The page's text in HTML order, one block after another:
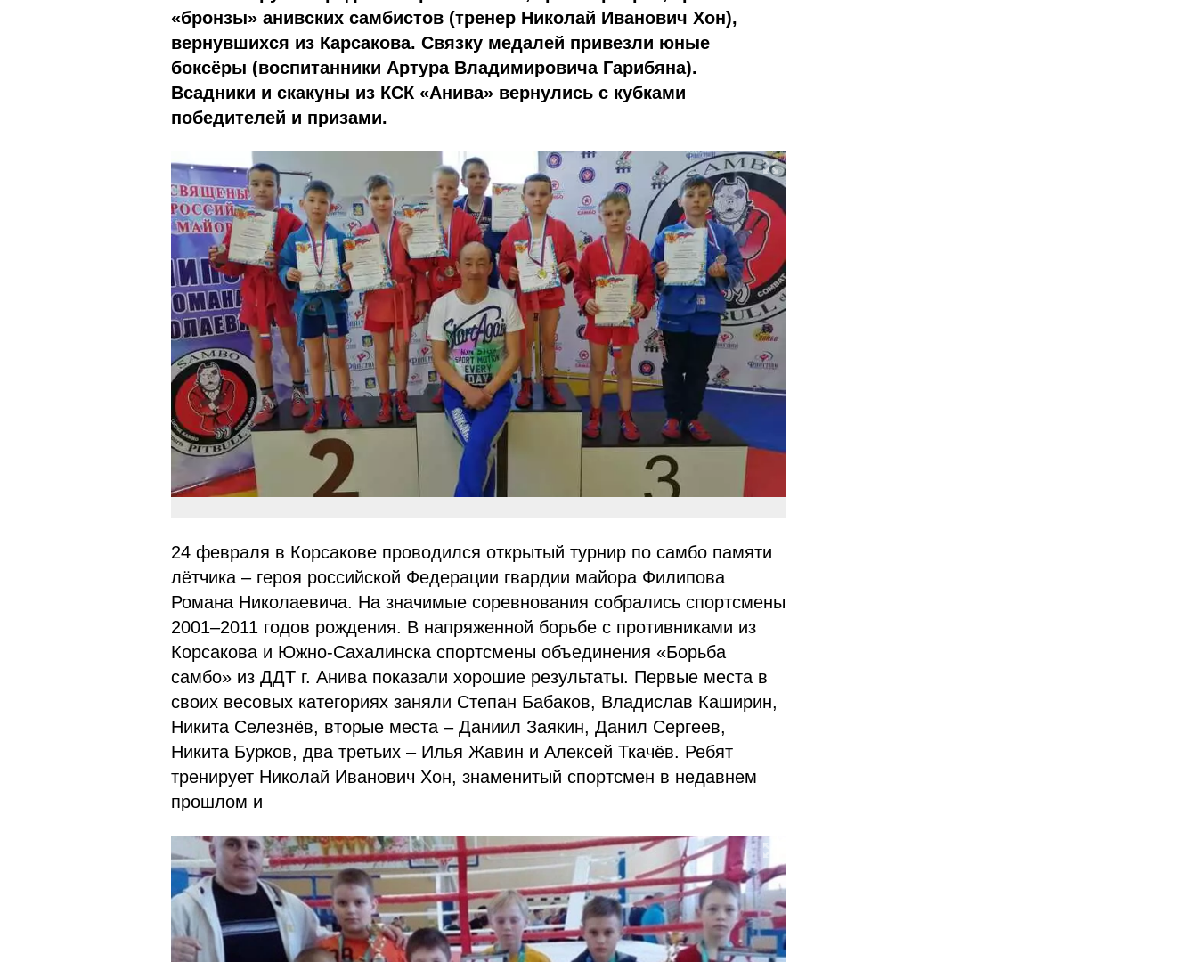
«бронзы» анивских самбистов (тренер Николай Иванович Хон),
вернувшихся из Карсакова. Связку медалей привезли юные
боксёры (воспитанники Артура Владимировича Гарибяна).
Всадники и скакуны из КСК «Анива» вернулись с кубками
победителей и призами.
24 февраля в Корсакове проводился открытый турнир по самбо памяти
лётчика – героя российской Федерации гвардии майора Филипова
Романа Николаевича. На значимые соревнования собрались спортсмены
2001–2011 годов рождения. В напряженной борьбе с противниками из
Корсакова и Южно-Сахалинска спортсмены объединения «Борьба
самбо» из ДДТ г. Анива показали хорошие результаты. Первые места в
своих весовых категориях заняли Степан Бабаков, Владислав Каширин,
Никита Селезнёв, вторые места – Даниил Заякин, Данил Сергеев,
Никита Бурков, два третьих – Илья Жавин и Алексей Ткачёв. Ребят
тренирует Николай Иванович Хон, знаменитый спортсмен в недавнем
прошлом и